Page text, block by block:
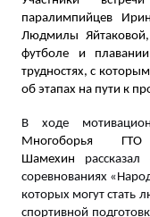
паралимпийцев
Людмилы
футболе и
трудностях, с
об этапах на пути к
В ходе
Многоборья
Шамехин
соревнованиях
которых могут стать
спортивной